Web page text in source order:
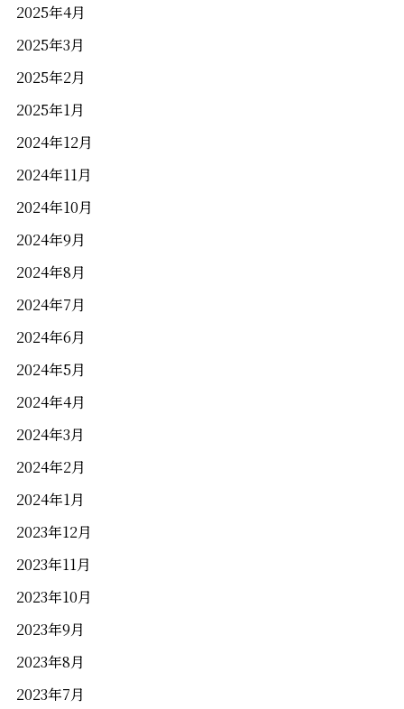
2025年4月
2025年3月
2025年2月
2025年1月
2024年12月
2024年11月
2024年10月
2024年9月
2024年8月
2024年7月
2024年6月
2024年5月
2024年4月
2024年3月
2024年2月
2024年1月
2023年12月
2023年11月
2023年10月
2023年9月
2023年8月
2023年7月